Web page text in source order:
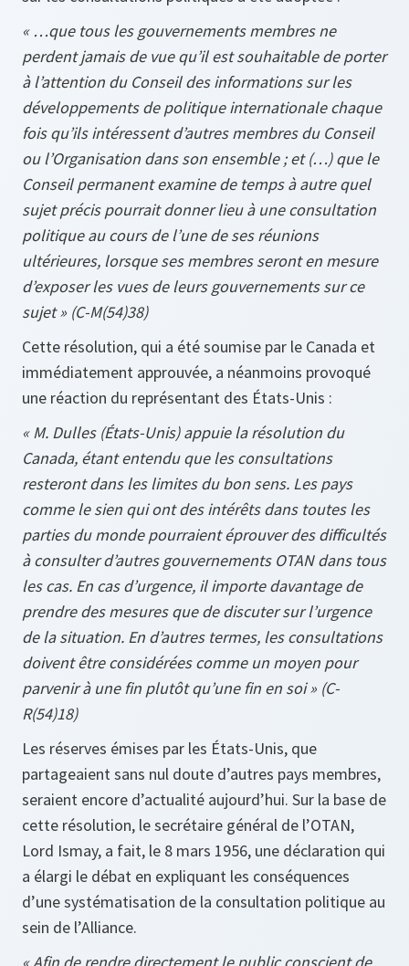
« …que tous les gouvernements membres ne
perdent jamais de vue qu’il est souhaitable de porter
à l’attention du Conseil des informations sur les
développements de politique internationale chaque
fois qu’ils intéressent d’autres membres du Conseil
ou l’Organisation dans son ensemble ; et (…) que le
Conseil permanent examine de temps à autre quel
sujet précis pourrait donner lieu à une consultation
politique au cours de l’une de ses réunions
ultérieures, lorsque ses membres seront en mesure
d’exposer les vues de leurs gouvernements sur ce
sujet » (C-M(54)38)
Cette résolution, qui a été soumise par le Canada et
immédiatement approuvée, a néanmoins provoqué
une réaction du représentant des États-Unis :
« M. Dulles (États-Unis) appuie la résolution du
Canada, étant entendu que les consultations
resteront dans les limites du bon sens. Les pays
comme le sien qui ont des intérêts dans toutes les
parties du monde pourraient éprouver des difficultés
à consulter d’autres gouvernements OTAN dans tous
les cas. En cas d’urgence, il importe davantage de
prendre des mesures que de discuter sur l’urgence
de la situation. En d’autres termes, les consultations
doivent être considérées comme un moyen pour
parvenir à une fin plutôt qu’une fin en soi » (C-
R(54)18)
Les réserves émises par les États-Unis, que
partageaient sans nul doute d’autres pays membres,
seraient encore d’actualité aujourd’hui. Sur la base de
cette résolution, le secrétaire général de l’OTAN,
Lord Ismay, a fait, le 8 mars 1956, une déclaration qui
a élargi le débat en expliquant les conséquences
d’une systématisation de la consultation politique au
sein de l’Alliance.